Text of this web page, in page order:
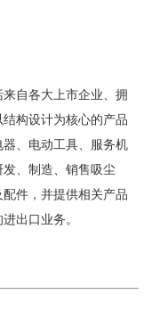
自各大上市企业、拥
构设计为核心的产品
、电动工具、服务机
、制造、销售吸尘
件，并提供相关产品
出口业务。